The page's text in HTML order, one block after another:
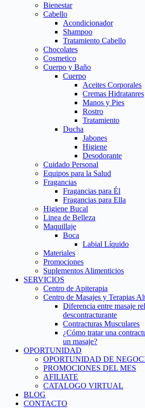
Bienestar
Cabello
Acondicionador
Shampoo
Tratamiento Cabello
Chocolates
Cosmetico
Cuerpo y Baño
Cuerpo
Aceites Corporales
Cremas Hidratanres
Manos y Pies
Rostro
Tratamiento
Ducha
Jabones
Higiene
Desodorante
Cuidado Personal
Equipos para la Salud
Fragancias
Fragancias para Él
Fragancias para Ella
Higiene Bucal
Linea de Belleza
Maquillaje
Boca
Labial Líquido
Materiales
Promociones
Suplementos Alimenticios
SERVICIOS
Centro de Apiterapia
Centro de Masajes y Terapias
Diferencia entre masaje
descontracturante
Contracturas Musculares
¿Cómo tratar una
un masaje?
OPORTUNIDAD
OPORTUNIDAD DE
PROMOCIONES DEL MES
AFILIATE
CATALOGO VIRTUAL
BLOG
CONTACTO